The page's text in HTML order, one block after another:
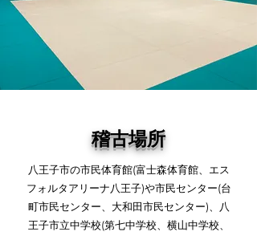
稽古場所
八王子市の市民体育館(富士森体育館、エス
フォルタアリーナ八王子)や市民センター(台
町市民センター、大和田市民センター)、八
王子市立中学校(第七中学校、横山中学校、